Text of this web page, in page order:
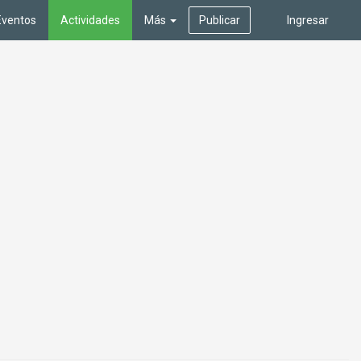
Ingresar
Actividades Más Publicar